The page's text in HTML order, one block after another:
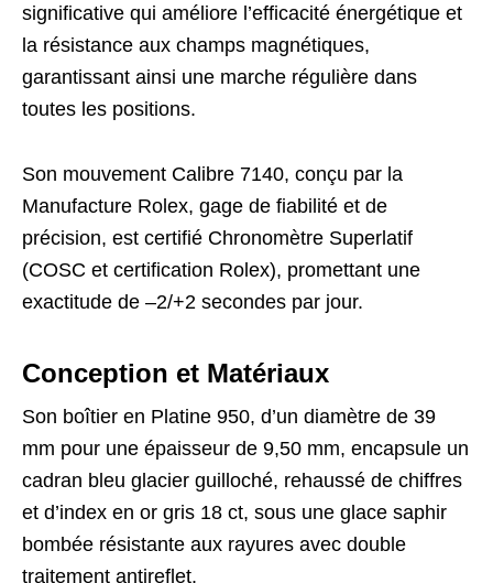
significative qui améliore l’efficacité énergétique et
la résistance aux champs magnétiques,
garantissant ainsi une marche régulière dans
toutes les positions.
Son mouvement Calibre 7140, conçu par la
Manufacture Rolex, gage de fiabilité et de
précision, est certifié Chronomètre Superlatif
(COSC et certification Rolex), promettant une
exactitude de –2/+2 secondes par jour.
Conception et Matériaux
Son boîtier en Platine 950, d’un diamètre de 39
mm pour une épaisseur de 9,50 mm, encapsule un
cadran bleu glacier guilloché, rehaussé de chiffres
et d’index en or gris 18 ct, sous une glace saphir
bombée résistante aux rayures avec double
traitement antireflet.